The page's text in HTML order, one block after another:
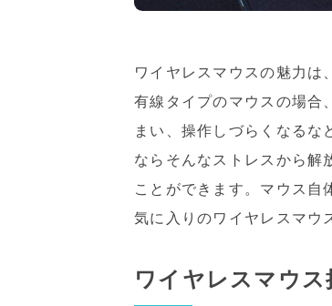
ワイヤレスマウスの魅力は
有線タイプのマウスの場合
まい、操作しづらくなるな
ならそんなストレスから解
ことができます。マウス自
気に入りのワイヤレスマウ
ワイヤレスマウス